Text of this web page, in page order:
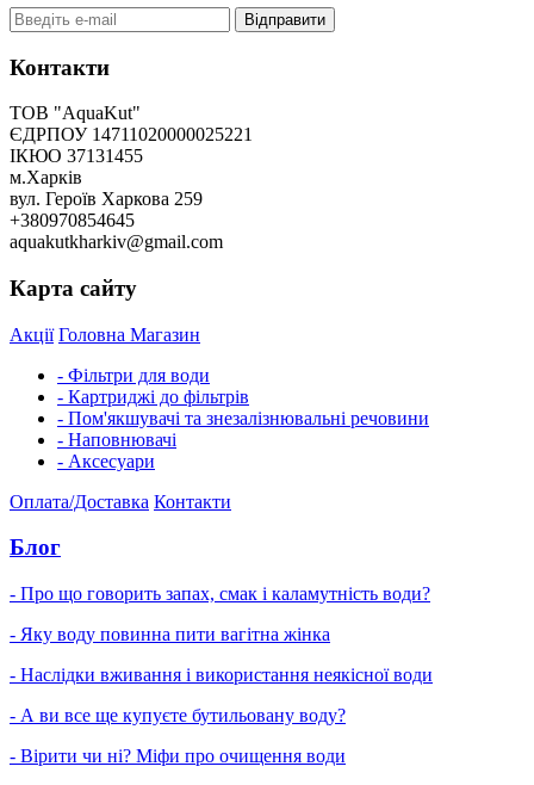
Відправити
Контакти
ТОВ "AquaKut"
ЄДРПОУ 14711020000025221
ІКЮО 37131455
м.Харків
вул. Героїв Харкова 259
+380970854645
aquakutkharkiv@gmail.com
Карта сайту
Акції Головна Магазин
- Фільтри для води
- Картриджі до фільтрів
- Пом'якшувачі та знезалізнювальні речовини
- Наповнювачі
- Аксесуари
Оплата/Доставка Контакти
Блог
- Про що говорить запах, смак і каламутність води?
- Яку воду повинна пити вагітна жінка
- Наслідки вживання і використання неякісної води
- А ви все ще купуєте бутильовану воду?
- Вірити чи ні? Міфи про очищення води